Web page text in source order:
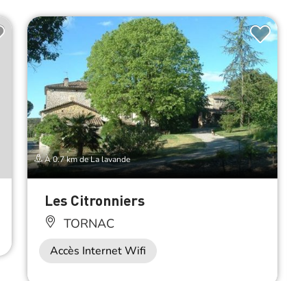
À 0.7 km de La lavande
Les Citronniers
TORNAC
Accès Internet Wifi